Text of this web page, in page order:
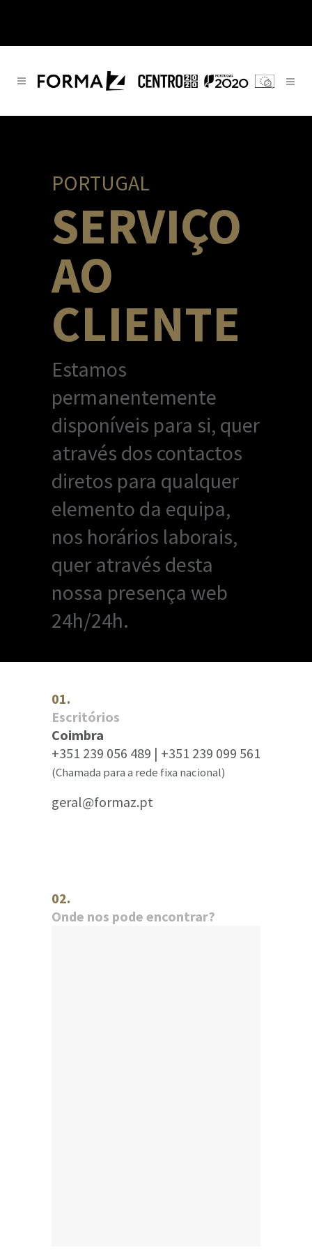
PORTUGAL
SERVIÇO
AO
CLIENTE
Estamos
permanentemente
disponíveis para si, quer
através dos contactos
diretos para qualquer
elemento da equipa,
nos horários laborais,
quer através desta
nossa presença web
24h/24h.
01.
Escritórios
Coimbra
+351 239 056 489 | +351 239 099 561
(Chamada para a rede fixa nacional)
geral@formaz.pt
02.
Onde nos pode encontrar?